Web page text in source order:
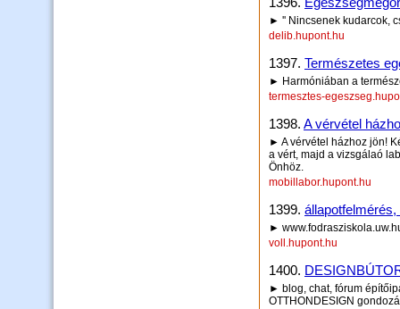
► '' Nincsenek kudarcok,
delib.hupont.hu
1397. Természetes
► Harmóniában a
termesztes-
1398. A vérvétel
► A vérvétel házhoz jön!
a vért, majd a vizsgálaó
Önhöz.
mobillabor.hupont.hu
1399.
►
voll.hupont.hu
1400.
► blog, chat, fórum
OTTHONDESIGN